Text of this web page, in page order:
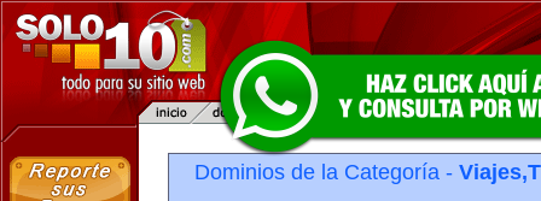
Dominios de la Categoría -